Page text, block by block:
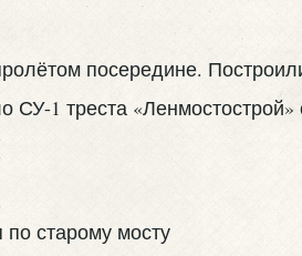
посередине.
1 треста «Ленмостострой»